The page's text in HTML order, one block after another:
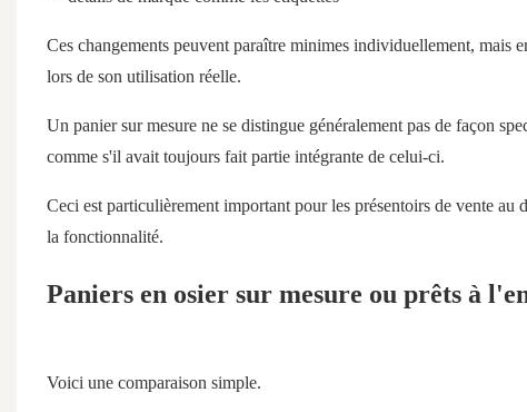
Ces changements peuvent paraître minimes individuellement, mais
lors de son utilisation réelle.
Un panier sur mesure ne se distingue généralement pas de façon
comme s'il avait toujours fait partie intégrante de celui-ci.
Ceci est particulièrement important pour les présentoirs de vente au
la fonctionnalité.
Paniers en osier sur mesure ou prêts à
Voici une comparaison simple.